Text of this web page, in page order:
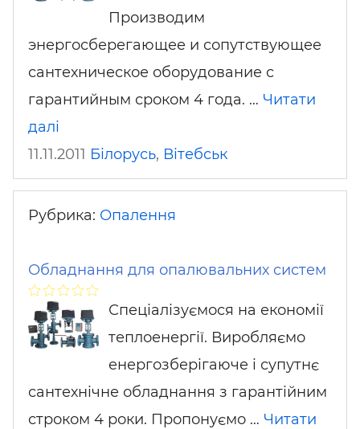
Производим
энергосберегающее и сопутствующее
сантехническое оборудование с
гарантийным сроком 4 года. … Читати
далі
11.11.2011 Білорусь, Вітебськ
Рубрика: Опалення
Обладнання для опалювальних систем
Спеціалізуємося на економії
теплоенергії. Виробляємо
енергозберігаюче і супутнє
сантехнічне обладнання з гарантійним
строком 4 роки. Пропонуємо … Читати